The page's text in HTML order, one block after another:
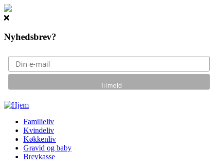
Nyhedsbrev?
Gå til hovedindhold
Familieliv
Kvindeliv
Køkkenliv
Gravid og baby
Brevkasse